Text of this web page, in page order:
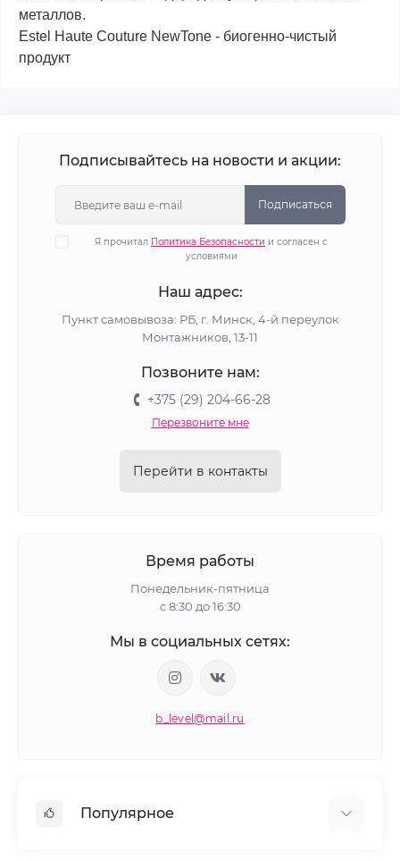
металлов.
Estel Haute Couture NewTone - биогенно-чистый
продукт
Подписывайтесь на новости и акции:
Подписаться
Я прочитал Политика Безопасности и согласен с
условиями
Наш адрес:
Пункт самовывоза: РБ, г. Минск, 4-й переулок
Монтажников, 13-11
Позвоните нам:
+375 (29) 204-66-28
Перезвоните мне
Перейти в контакты
Время работы
Понедельник-пятница
с 8:30 до 16:30
Мы в социальных сетях:
b_level@mail.ru
Популярное